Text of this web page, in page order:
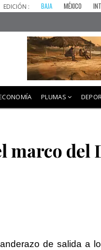
EDICIÓN : BAJA MÉXICO
PLUMAS
marco del
de salida a